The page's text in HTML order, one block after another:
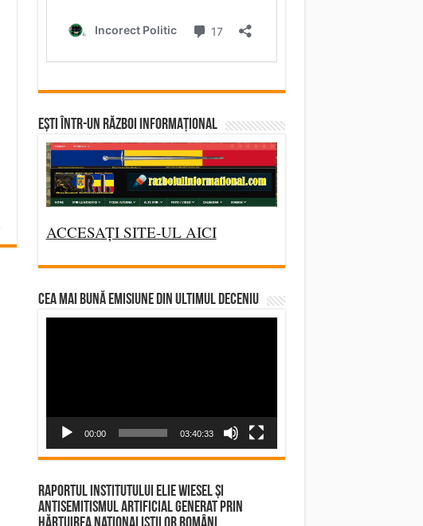
Ești într-un RĂZBOI INFORMAȚIONAL
ACCESAȚI SITE-UL AICI
CEA MAI BUNĂ EMISIUNE DIN ULTIMUL DECENIU
00:00 03:40:33
Raportul Institutului Elie Wiesel și
Antisemitismul Artificial Generat prin